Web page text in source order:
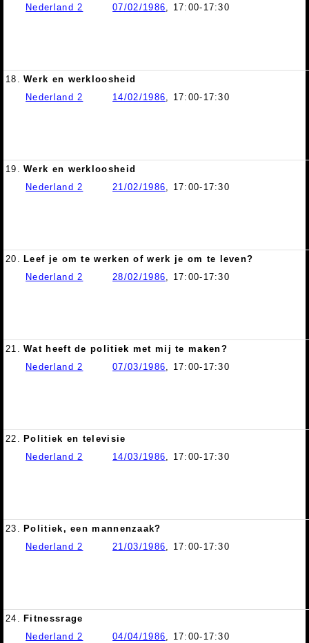
Nederland 2 07/02/1986, 17:00-17:30
18. Werk en werkloosheid
Nederland 2
14/02/1986, 17:00-17:30
19. Werk en werkloosheid
Nederland 2
21/02/1986, 17:00-17:30
20. Leef je om te werken of werk je om te leven?
Nederland 2
28/02/1986, 17:00-17:30
21. Wat heeft de politiek met mij te maken?
Nederland 2
07/03/1986, 17:00-17:30
22. Politiek en televisie
Nederland 2
14/03/1986, 17:00-17:30
23. Politiek, een mannenzaak?
Nederland 2
21/03/1986, 17:00-17:30
24. Fitnessrage
Nederland 2
04/04/1986, 17:00-17:30